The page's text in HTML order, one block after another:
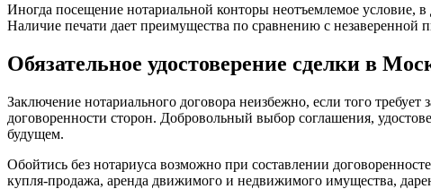
Иногда посещение нотариальной конторы неотъемлемое условие,
Наличие печати дает преимущества по сравнению с
Обязательное удостоверение сделки в
Заключение нотариального договора неизбежно, если того
договоренности сторон. Добровольный выбор соглашения,
будущем.
Обойтись без нотариуса возможно при составлении
купля-продажа, аренда движимого и недвижимого имущества,